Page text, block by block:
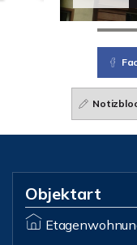
Objektart